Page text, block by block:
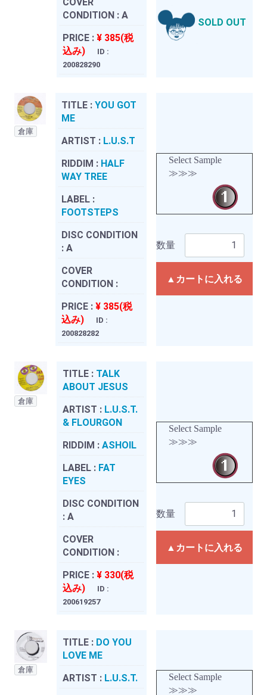
CONDITION : A
PRICE : ¥ 385(税
込み)
ID :
200828290
SOLD OUT
倉庫
TITLE : YOU GOT
ME
ARTIST : L.U.S.T
RIDDIM : HALF
WAY TREE
LABEL :
FOOTSTEPS
DISC CONDITION
: A
COVER
CONDITION :
PRICE : ¥ 385(税
込み)
ID :
200828282
Select Sample
≫≫≫
数量
▲カートに入れる
倉庫
TITLE : TALK
ABOUT JESUS
ARTIST : L.U.S.T.
& FLOURGON
RIDDIM : ASHOIL
LABEL : FAT
EYES
DISC CONDITION
: A
COVER
CONDITION :
PRICE : ¥ 330(税
込み)
ID :
200619257
Select Sample
≫≫≫
数量
▲カートに入れる
倉庫
TITLE : DO YOU
LOVE ME
ARTIST : L.U.S.T.
Select Sample
≫≫≫